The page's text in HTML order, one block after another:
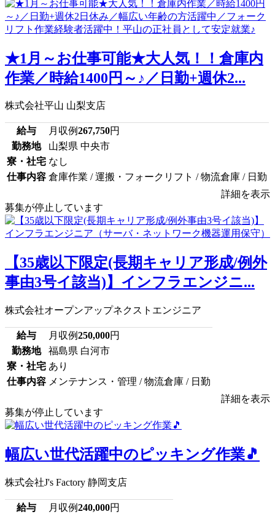
★1月～お仕事可能★大人気！！倉庫内
作業／時給1400円～♪／日勤+週休2...
株式会社平山 山梨支店
給与 月収例267,750円
勤務地
山梨県 中央市
寮・社宅 なし
仕事内容 倉庫作業 / 運搬・フォークリフト / 物流倉庫 / 日勤
詳細を表示
募集が停止しています
【35歳以下限定(長期キャリア形成/例外
事由3号イ該当)】インフラエンジニ...
株式会社オープンアップネクストエンジニア
給与 月収例250,000円
勤務地
福島県 白河市
寮・社宅 あり
仕事内容 メンテナンス・管理 / 物流倉庫 / 日勤
詳細を表示
募集が停止しています
幅広い世代活躍中のピッキング作業🎵
株式会社J's Factory 静岡支店
給与 月収例240,000円